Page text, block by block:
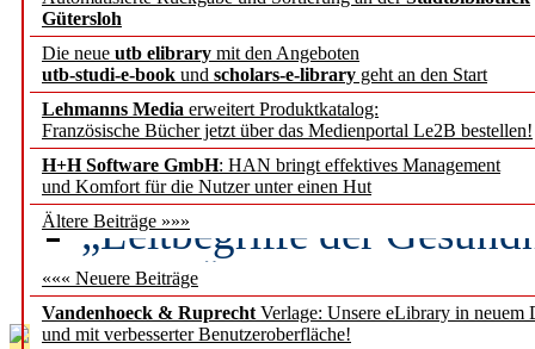
Gütersloh
Die neue utb elibrary mit den Angeboten
utb-studi-e-book und scholars-e-library geht an den Start
Lehmanns Media erweitert Produktkatalog:
Französische Bücher jetzt über das Medienportal Le2B bestellen!
H+H Software GmbH: HAN bringt effektives Management
und Komfort für die Nutzer unter einen Hut
Ältere Beiträge »»»
««« Neuere Beiträge
Vandenhoeck & Ruprecht Verlage: Unsere eLibrary in neuem
und mit verbesserter Benutzeroberfläche!
Sorbisches Institut neu
Geschichte und
Künstliche Intelligenz
besser zu verstehen
„Leitbegriffe der
des BIÖG erscheinen